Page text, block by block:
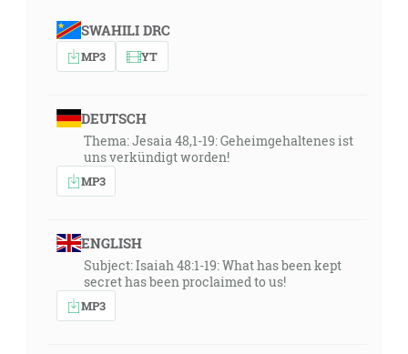
SWAHILI DRC
MP3 YT
DEUTSCH
Thema: Jesaia 48,1-19: Geheimgehaltenes ist
uns verkündigt worden!
MP3
ENGLISH
Subject: Isaiah 48:1-19: What has been kept
secret has been proclaimed to us!
MP3